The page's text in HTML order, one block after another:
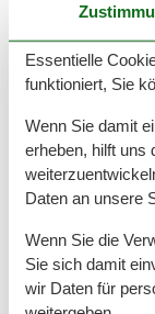
Die
einer
der Ostsee.
dem Alten
die Stadt
Märkten und
Ihnen, all
die Tasche
Budget bleibt
Essentielle
funktioniert, Sie
Wenn Sie damit
erheben, hilft uns
Daten an unsere
Wenn Sie die
Sie sich damit
wir Daten für